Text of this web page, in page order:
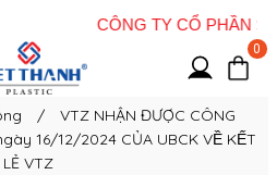
0
/
VTZ NHẬN ĐƯỢC CÔNG
16/12/2024 CỦA UBCK VỀ KẾT
VTZ